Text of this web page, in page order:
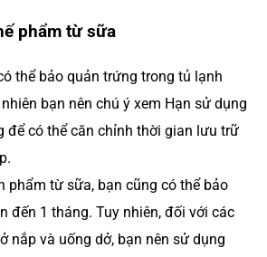
phẩm từ sữa
thể bảo quản trứng trong tủ lạnh
bạn nên chú ý xem Hạn sử dụng
để có thể căn chỉnh thời gian lưu trữ
phẩm từ sữa, bạn cũng có thể bảo
đến 1 tháng. Tuy nhiên, đối với các
nắp và uống dở, bạn nên sử dụng